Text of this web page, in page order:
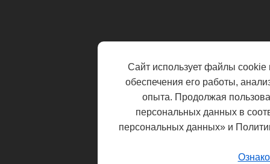
Сайт использует файлы cookie
обеспечения его работы,
опыта. Продолжая
персональных данных в
персональных данных» и